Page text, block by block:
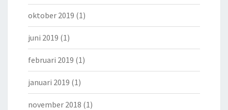
oktober 2019 (1)
juni 2019 (1)
februari 2019 (1)
januari 2019 (1)
november 2018 (1)